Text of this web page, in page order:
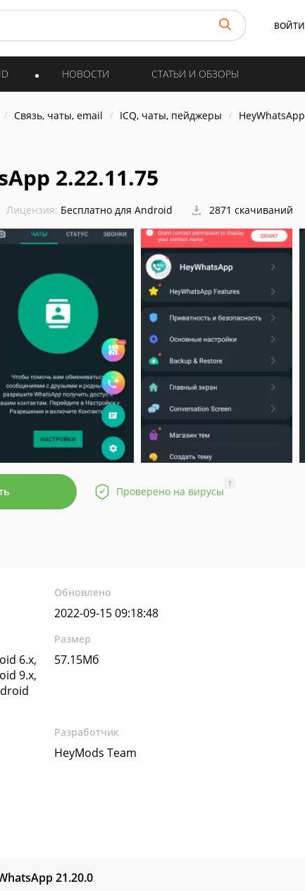
ВОЙТИ
НОВОСТИ СТАТЬИ И ОБЗОРЫ
Связь, чаты, email ICQ, чаты, пейджеры HeyWhatsApp
2.22.11.75
Лицензия: Бесплатно для Android 2871 скачиваний
Проверено на вирусы
?
Обновлено
2022-09-15 09:18:48
6.x,
9.x,
Размер
57.15Мб
Разработчик
HeyMods Team
21.20.0